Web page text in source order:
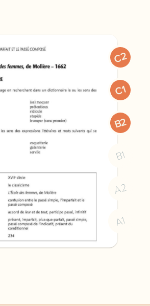
C2
C1
B2
B1
A2
A1